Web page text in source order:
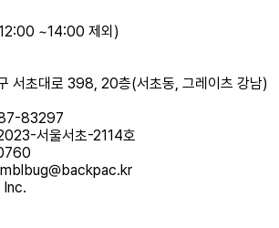
~14:00 제외)
서초대로 398, 20층(서초동, 그레이츠 강남)
83297
서울서초-2114호